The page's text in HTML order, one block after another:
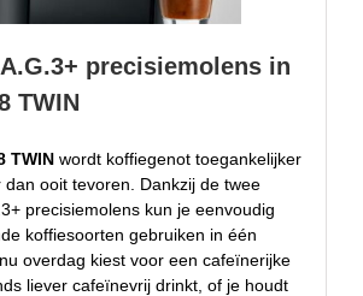
precisiemolens in
TWIN
TWINwordt koffiegenot toegankelijker
ooit tevoren. Dankzij de twee
precisiemolens kun je eenvoudig
koffiesoorten gebruiken in één
overdag kiest voor een cafeïnerijke
liever cafeïnevrij drinkt, of je houdt